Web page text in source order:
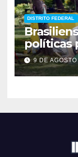
DISTRITO FEDERAL
políticas
rua
9 DE